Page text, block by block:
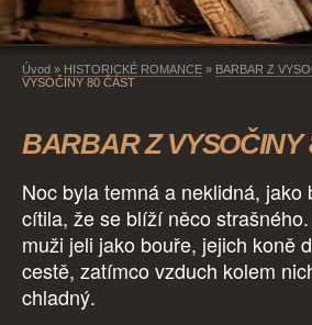
Úvod » HISTORICKÉ ROMANCE » BARBAR Z
VYSOČINY 80 ČÁST
BARBAR Z VYSOČINY
Noc byla temná a neklidná, jako
cítila, že se blíží něco
muži jeli jako bouře, jejich koně
cestě, zatímco vzduch kolem
chladný.